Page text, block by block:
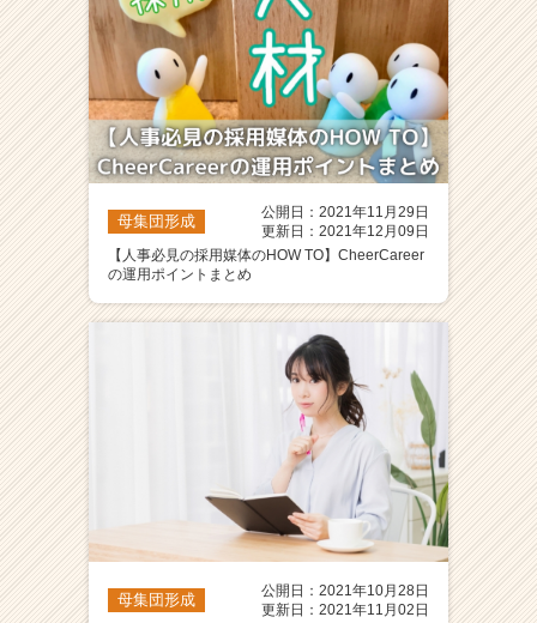
サ
イ
ト
チ
ア
キ
ャ
リ
ア
（C
h
e
e
母集団形成
公開日：2021年11月29日
更新日：2021年12月09日
【人事必見の採用媒体のHOW TO】CheerCareer
の運用ポイントまとめ
母集団形成
公開日：2021年10月28日
更新日：2021年11月02日